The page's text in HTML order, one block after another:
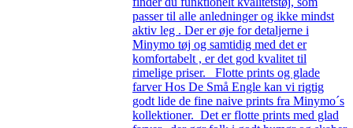
passer til alle anledninger og ikke mindst
aktiv leg . Der er øje for detaljerne i
Minymo tøj og samtidig med det er
komfortabelt , er det god kvalitet til
rimelige priser. Flotte prints og glade
farver Hos De Små Engle kan vi rigtig
godt lide de fine naive prints fra Minymo´s
kollektioner. Det er flotte prints med glad